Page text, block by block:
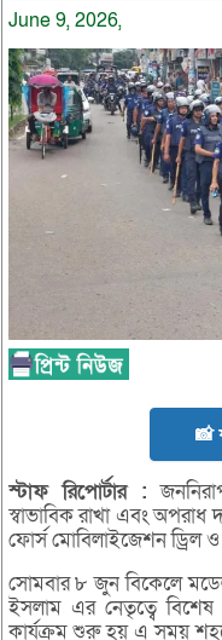
June 9, 2026,
📸
স্টাফরিপোর্টার :
স্বাভাবিক রাখা এবং
ফোর্স মোবিলাইজেশন ড্রিল
সোমবার ৮ জুন বিকেলে
ইসলাম এর নেতৃত্বে
কার্যক্রম শুরু হয় এ সময়